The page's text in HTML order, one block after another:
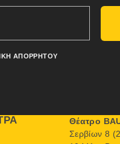
ΑΠΟΡΡΉΤΟΥ
Θέατρο
Σερβίων 8